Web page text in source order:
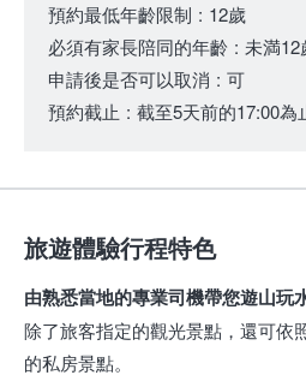
預約最低年齡限制 : 12歲
必須有家長陪同的年齡 : 未満12
申請後是否可以取消 : 可
預約截止 : 截至5天前的17:00為
旅遊體驗行程特色
由熟悉當地的專業司機帶您遊山玩
除了旅客指定的觀光景點，還可依
的私房景點。